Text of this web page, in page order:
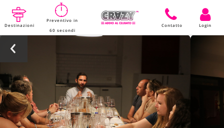
Destinazioni
Preventivo in
60 secondi
Contatto Login